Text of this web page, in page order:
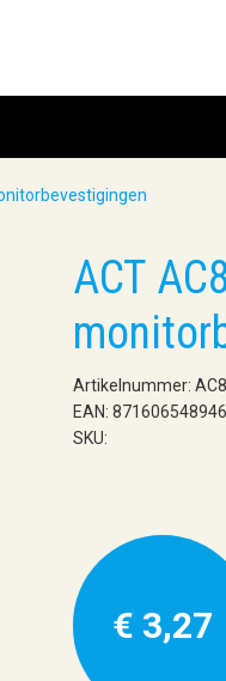
ACT
Artikelnummer:
EAN:
SKU:
€ 3,27